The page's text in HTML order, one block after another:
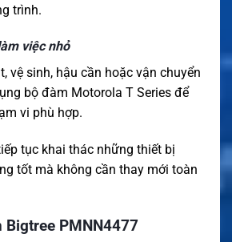
trình.
việc nhỏ
vệ sinh, hậu cần hoặc vận chuyển
bộ đàm Motorola T Series để
vi phù hợp.
tục khai thác những thiết bị
tốt mà không cần thay mới toàn
Bigtree PMNN4477